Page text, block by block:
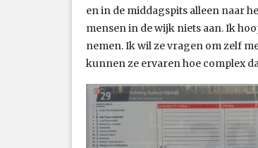
en in de middagspits alleen naar
mensen in de wijk niets aan. Ik
nemen. Ik wil ze vragen om zelf
kunnen ze ervaren hoe complex